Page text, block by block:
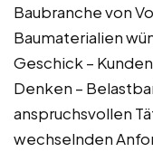
Baubranche von
Baumaterialien
Geschick –
Denken –
anspruchsvollen
wechselnden